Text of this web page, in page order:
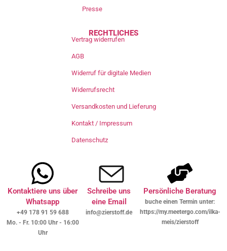
Presse
RECHTLICHES
Vertrag widerrufen
AGB
Widerruf für digitale Medien
Widerrufsrecht
Versandkosten und Lieferung
Kontakt / Impressum
Datenschutz
Kontaktiere uns über
Whatsapp
+49 178 91 59 688
Mo. - Fr. 10:00 Uhr - 16:00
Uhr
Schreibe uns
eine Email
info@zierstoff.de
Persönliche Beratung
buche einen Termin unter:
https://my.meetergo.com/ilka-
meis/zierstoff